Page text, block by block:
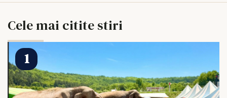
Cele mai citite stiri